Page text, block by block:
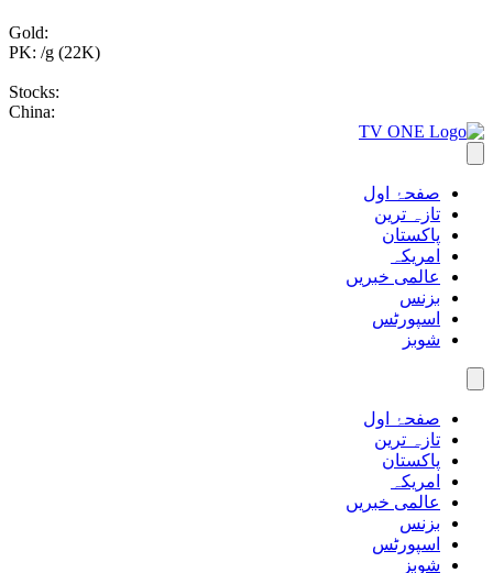
Gold:
PK: /g (22K)
Stocks:
China:
صفحۂ اول
تازہ ترین
پاکستان
امریکہ
عالمی خبریں
بزنس
اسپورٹس
شوبز
صفحۂ اول
تازہ ترین
پاکستان
امریکہ
عالمی خبریں
بزنس
اسپورٹس
شوبز